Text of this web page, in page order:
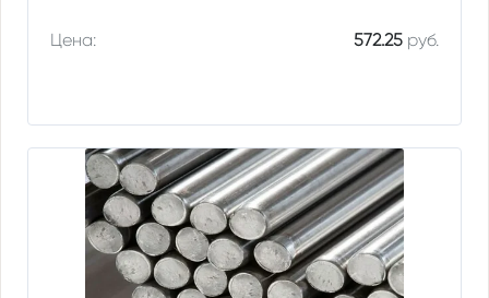
Цена: 572.25руб.